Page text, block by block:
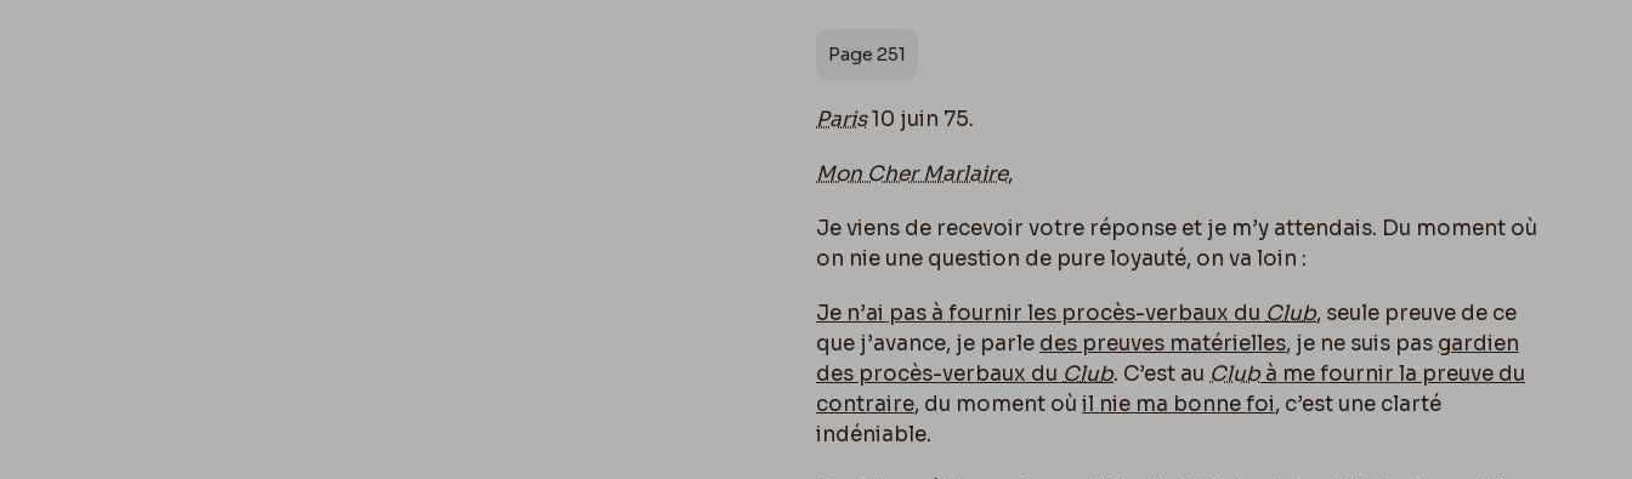
Page 251
Paris10 juin 75.
Mon Cher Marlaire,
Je viens de recevoir votre réponse et je m’y attendais. Du moment où
on nie une question de pure loyauté, on va loin :
Je n’ai pas à fournir les procès-verbaux du Club, seule preuve de ce
que j’avance, je parle des preuves matérielles, je ne suis pas gardien
des procès-verbaux du Club. C’est au Club à me fournir la preuve du
contraire, du moment où il nie ma bonne foi, c’est une clarté
indéniable.